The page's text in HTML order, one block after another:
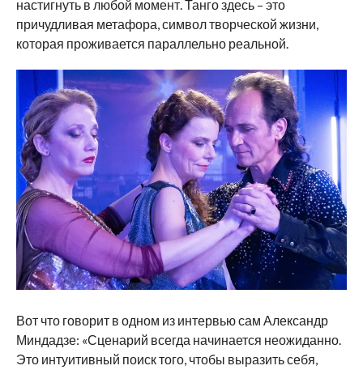
настигнуть в любой момент. Танго здесь – это
причудливая метафора, символ творческой жизни,
которая проживается параллельно реальной.
Вот что говорит в одном из интервью сам Александр
Миндадзе: «Сценарий всегда начинается неожиданно.
Это интуитивный поиск того, чтобы выразить себя,